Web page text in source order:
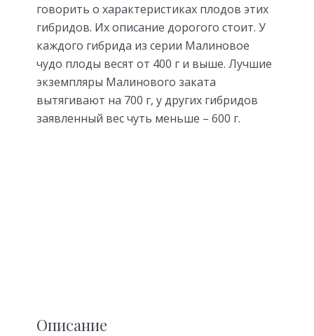
говорить о характеристиках плодов этих
гибридов. Их описание дорогого стоит. У
каждого гибрида из серии Малиновое
чудо плоды весят от 400 г и выше. Лучшие
экземпляры Малинового заката
вытягивают на 700 г, у других гибридов
заявленный вес чуть меньше – 600 г.
Описание